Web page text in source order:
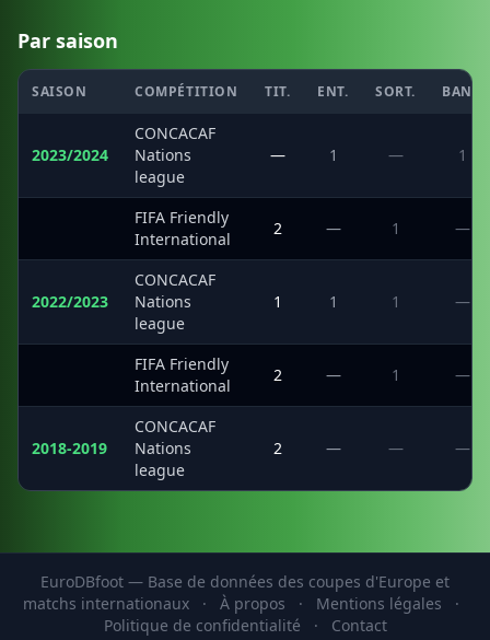
Par saison
SAISON COMPÉTITION TIT. ENT. SORT. BANC
2023/2024
CONCACAF
Nations
league
— 1 — 1
FIFA Friendly
International
2 — 1 —
2022/2023
CONCACAF
Nations
league
1 1 1 —
FIFA Friendly
International
2 — 1 —
2018-2019
CONCACAF
Nations
league
2 — — —
EuroDBfoot — Base de données des coupes d'Europe et
matchs internationaux
· À propos · Mentions légales
·
Politique de confidentialité
· Contact